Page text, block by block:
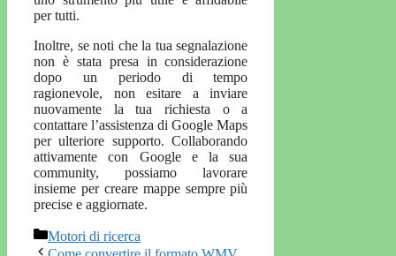
per tutti.
Inoltre, se noti che la tua segnalazione
non è stata presa in considerazione
dopo un periodo di tempo
ragionevole, non esitare a inviare
nuovamente la tua richiesta o a
contattare l’assistenza di Google Maps
per ulteriore supporto. Collaborando
attivamente con Google e la sua
community, possiamo lavorare
insieme per creare mappe sempre più
precise e aggiornate.
Categorie
Motori di ricerca